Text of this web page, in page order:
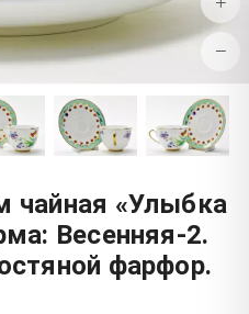
−
«Улыбка
Весенняя-2.
фарфор.